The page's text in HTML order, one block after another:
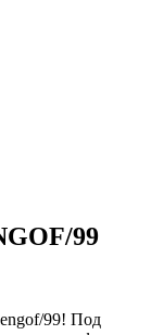
99
99! Под